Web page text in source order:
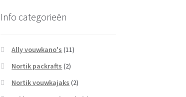
Info categorieën
Ally vouwkano's (11)
Nortik packrafts (2)
Nortik vouwkajaks (2)